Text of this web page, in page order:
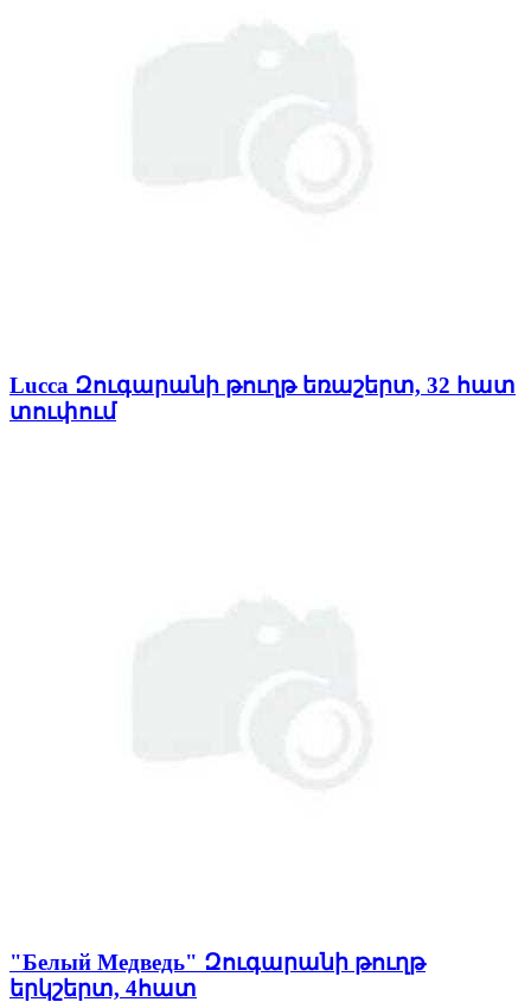
Lucca Զուգարանի թուղթ եռաշերտ, 32 հատ
տուփում
"Белый Медведь" Զուգարանի թուղթ
երկշերտ, 4հատ